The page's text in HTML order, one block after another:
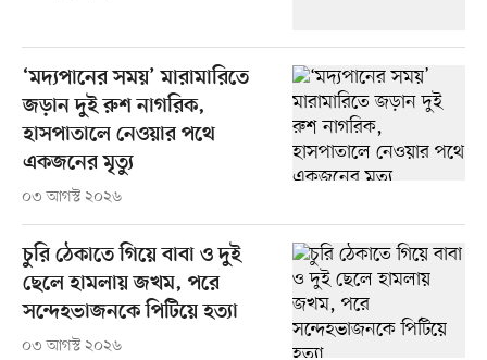
‘মদ্যপানের সময়’ মারামারিতে
জড়ান দুই রুশ নাগরিক,
হাসপাতালে নেওয়ার পথে
একজনের মৃত্যু
০৩ আগস্ট ২০২৬
চুরি ঠেকাতে গিয়ে বাবা ও দুই
ছেলে হামলায় জখম, পরে
সন্দেহভাজনকে পিটিয়ে হত্যা
০৩ আগস্ট ২০২৬